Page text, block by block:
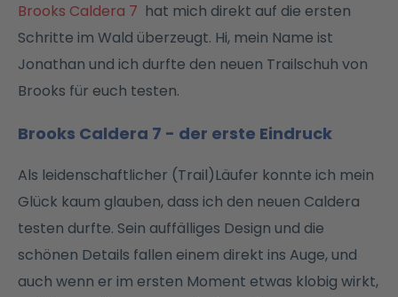
Brooks Caldera 7 hat mich direkt auf die ersten
Schritte im Wald überzeugt. Hi, mein Name ist
Jonathan und ich durfte den neuen Trailschuh von
Brooks für euch testen.
Brooks Caldera 7 - der erste Eindruck
Als leidenschaftlicher (Trail)Läufer konnte ich mein
Glück kaum glauben, dass ich den neuen Caldera
testen durfte. Sein auffälliges Design und die
schönen Details fallen einem direkt ins Auge, und
auch wenn er im ersten Moment etwas klobig wirkt,